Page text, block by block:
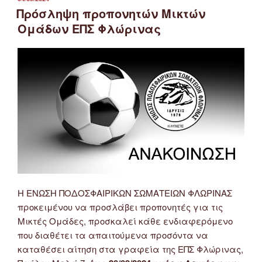
ΣΤΙΣ
Πρόσληψη προπονητών Μικτών
Ομάδων ΕΠΣ Φλώρινας
Η ΕΝΩΣΗ ΠΟΔΟΣΦΑΙΡΙΚΩΝ ΣΩΜΑΤΕΙΩΝ ΦΛΩΡΙΝΑΣ
προκειμένου να προσλάβει προπονητές για τις
Μικτές Ομάδες, προσκαλεί κάθε ενδιαφερόμενο
που διαθέτει τα απαιτούμενα προσόντα να
καταθέσει αίτηση στα γραφεία της ΕΠΣ Φλώρινας,